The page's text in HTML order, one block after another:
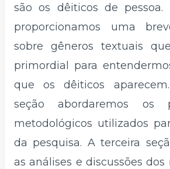
são os dêiticos de pessoa.
proporcionamos uma
sobre gêneros textuais
primordial para
que os dêiticos
seção abordaremos os
metodológicos utilizados
da pesquisa. A terceira
as análises e discussões